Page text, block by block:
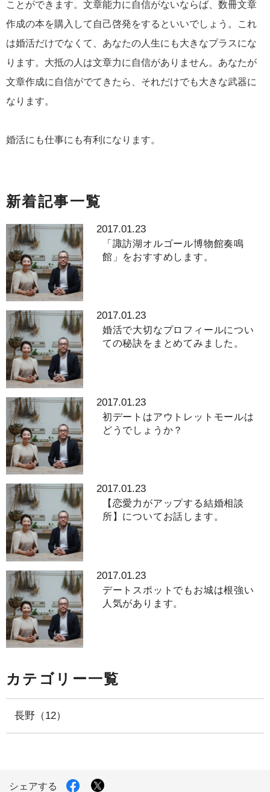
ことができます。文章能力に自信がないならば、数冊文章
作成の本を購入して自己啓発をするといいでしょう。これ
は婚活だけでなくて、あなたの人生にも大きなプラスにな
ります。大抵の人は文章力に自信がありません。あなたが
文章作成に自信がでてきたら、それだけでも大きな武器に
なります。
婚活にも仕事にも有利になります。
新着記事一覧
2017.01.23
「諏訪湖オルゴール博物館奏鳴
館」をおすすめします。
2017.01.23
婚活で大切なプロフィールについ
ての秘訣をまとめてみました。
2017.01.23
初デートはアウトレットモールは
どうでしょうか？
2017.01.23
【恋愛力がアップする結婚相談
所】についてお話します。
2017.01.23
デートスポットでもお城は根強い
人気があります。
カテゴリー一覧
長野（12）
シェアする
Facebook
X